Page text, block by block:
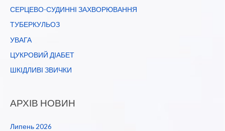
СЕРЦЕВО-СУДИННІ ЗАХВОРЮВАННЯ
ТУБЕРКУЛЬОЗ
УВАГА
ЦУКРОВИЙ ДІАБЕТ
ШКІДЛИВІ ЗВИЧКИ
АРХІВ НОВИН
Липень 2026